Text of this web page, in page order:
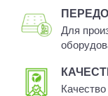
Для